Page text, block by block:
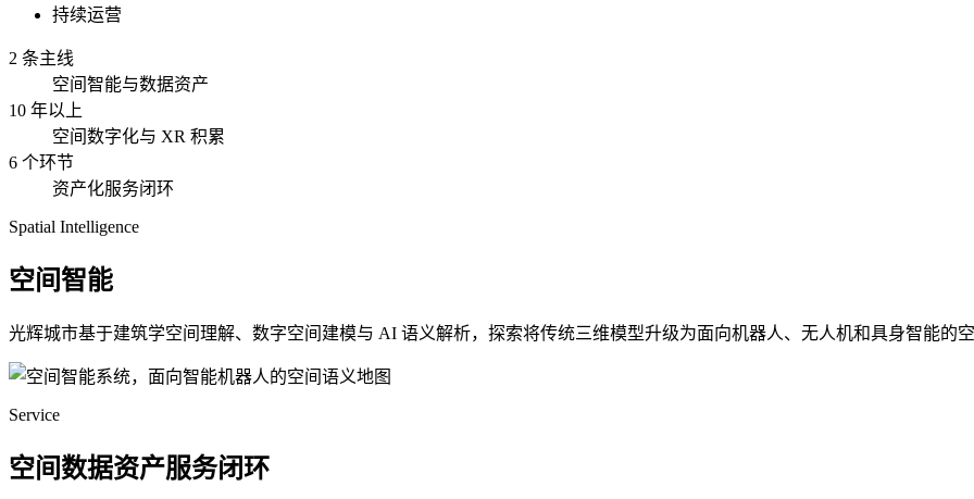
持续运营
2 条主线
空间智能与数据资产
10 年以上
空间数字化与 XR 积累
6 个环节
资产化服务闭环
Spatial Intelligence
空间智能
光辉城市基于建筑学空间理解、数字空间建模与 AI 语义解析，探索将传统三维模型升级为面向机器人、无人机和具身智能的空
Service
空间数据资产服务闭环